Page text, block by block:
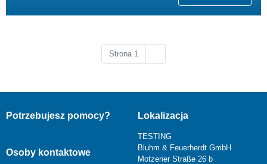
Strona 1
Potrzebujesz pomocy?
Osoby kontaktowe
Lokalizacja
TESTING
Bluhm & Feuerherdt GmbH
Motzener Straße 26 b